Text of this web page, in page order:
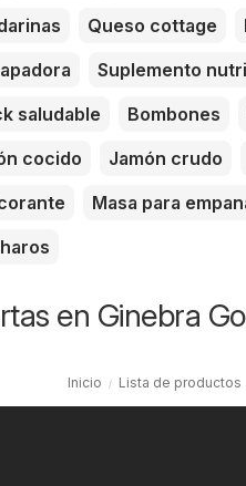
Queso cottage
Suplemento
saludable
Bombones
cocido
Jamón crudo
Masa para
en Ginebra
Inicio Lista de productos